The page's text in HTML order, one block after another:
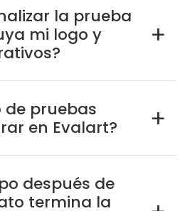
a
la prueba
mi logo y
a
de pruebas
en Evalart?
después de
termina la